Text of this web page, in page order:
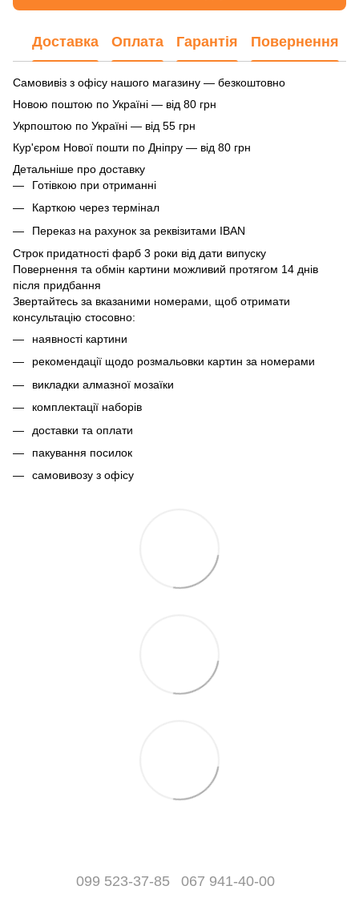
Доставка Оплата Гарантія Повернення
Самовивіз з офісу нашого магазину — безкоштовно
Новою поштою по Україні — від 80 грн
Укрпоштою по Україні — від 55 грн
Кур'єром Нової пошти по Дніпру — від 80 грн
Детальніше про доставку
Готівкою при отриманні
Карткою через термінал
Переказ на рахунок за реквізитами IBAN
Строк придатності фарб 3 роки від дати випуску
Повернення та обмін картини можливий протягом 14 днів
після придбання
Звертайтесь за вказаними номерами, щоб отримати
консультацію стосовно:
наявності картини
рекомендації щодо розмальовки картин за номерами
викладки алмазної мозаїки
комплектації наборів
доставки та оплати
пакування посилок
самовивозу з офісу
099 523-37-85 067 941-40-00